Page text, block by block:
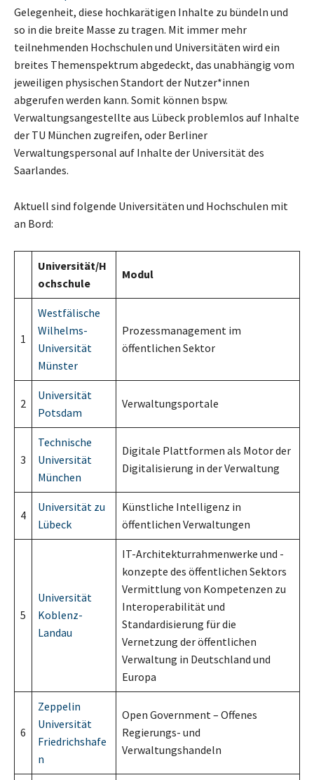
Gelegenheit, diese hochkarätigen Inhalte zu bündeln und
so in die breite Masse zu tragen. Mit immer mehr
teilnehmenden Hochschulen und Universitäten wird ein
breites Themenspektrum abgedeckt, das unabhängig vom
jeweiligen physischen Standort der Nutzer*innen
abgerufen werden kann. Somit können bspw.
Verwaltungsangestellte aus Lübeck problemlos auf Inhalte
der TU München zugreifen, oder Berliner
Verwaltungspersonal auf Inhalte der Universität des
Saarlandes.
Aktuell sind folgende Universitäten und Hochschulen mit
an Bord:
Universität/H
ochschule
Modul
1
Westfälische
Wilhelms-
Universität
Münster
Prozessmanagement im
öffentlichen Sektor
2
Universität
Potsdam
Verwaltungsportale
3
Technische
Universität
München
Digitale Plattformen als Motor der
Digitalisierung in der Verwaltung
4
Universität zu
Lübeck
Künstliche Intelligenz in
öffentlichen Verwaltungen
5
Universität
Koblenz-
Landau
IT-Architekturrahmenwerke und -
konzepte des öffentlichen Sektors
Vermittlung von Kompetenzen zu
Interoperabilität und
Standardisierung für die
Vernetzung der öffentlichen
Verwaltung in Deutschland und
Europa
6
Zeppelin
Universität
Friedrichshafe
n
Open Government – Offenes
Regierungs- und
Verwaltungshandeln